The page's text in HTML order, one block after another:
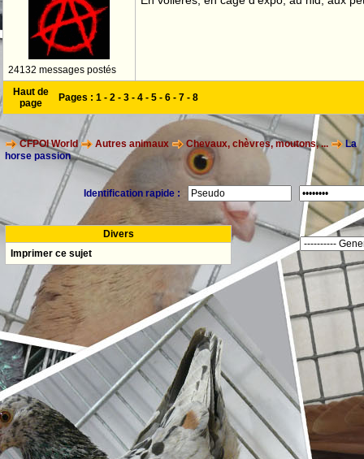
24132 messages postés
Haut de
page
Pages : 1 - 2 - 3 - 4 - 5 - 6 - 7 - 8
CFPOI World Autres animaux Chevaux, chèvres, moutons, ...
La
horse passion
Identification rapide :
Divers
Imprimer ce sujet